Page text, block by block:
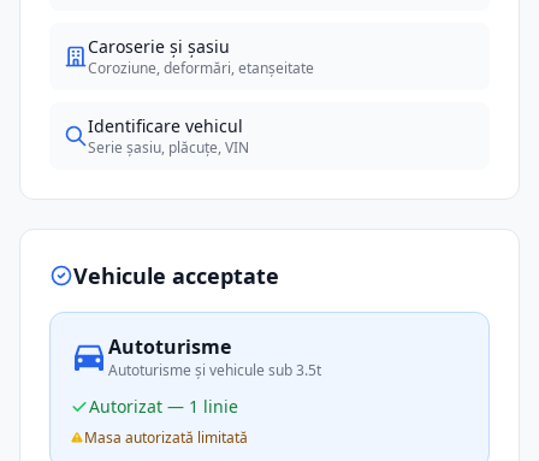
Caroserie și șasiu
Coroziune, deformări, etanșeitate
Identificare vehicul
Serie șasiu, plăcuțe, VIN
Vehicule acceptate
Autoturisme
Autoturisme și vehicule sub 3.5t
Autorizat — 1 linie
Masa autorizată limitată